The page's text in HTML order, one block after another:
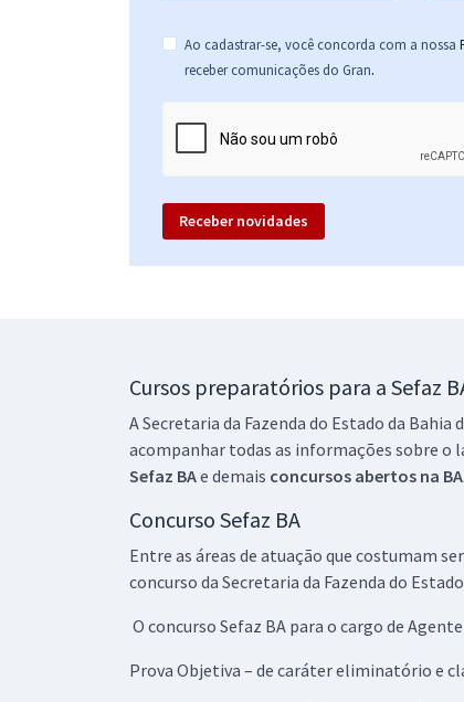
Ao cadastrar-se, você concorda com a nossa
receber comunicações do Gran.
Receber novidades
Cursos preparatórios para a Sefaz
A Secretaria da Fazenda do Estado da
acompanhar todas as informações sobre o
Sefaz BAe demais concursos abertos na BA
Concurso Sefaz BA
Entre as áreas de atuação que costumam
concurso da Secretaria da Fazenda do
O concurso Sefaz BA para o cargo de
Prova Objetiva – de caráter eliminatório e